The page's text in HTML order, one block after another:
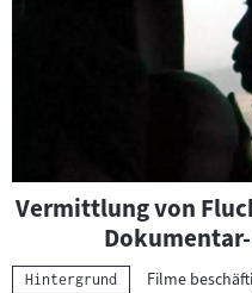
Vermittlung von
Kategorie:
Hintergrund
Filme